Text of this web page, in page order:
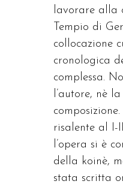
lavorare alla
Tempio di
collocazione
cronologica
complessa.
l’autore, nè
risalente al I-
l’opera si è
della koinè,
stata scritta